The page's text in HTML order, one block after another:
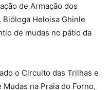
de Armação dos
Heloisa Ghinle
de mudas no pátio da
o Circuito das Trilhas e
na Praia do Forno,